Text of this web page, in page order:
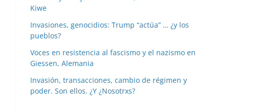
Kiwe
Invasiones, genocidios: Trump “actúa” … ¿y los
pueblos?
Voces en resistencia al fascismo y el nazismo en
Giessen, Alemania
Invasión, transacciones, cambio de régimen y
poder. Son ellos. ¿Y ¿Nosotrxs?